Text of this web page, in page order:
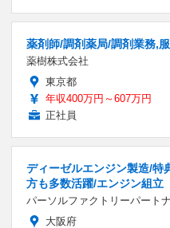
薬剤師/調剤薬局/調剤業務,
薬樹株式会社
東京都
年収400万円～607万円
正社員
ディーゼルエンジン製造/特
方も多数活躍/エンジン組立
パーソルファクトリーパート
大阪府